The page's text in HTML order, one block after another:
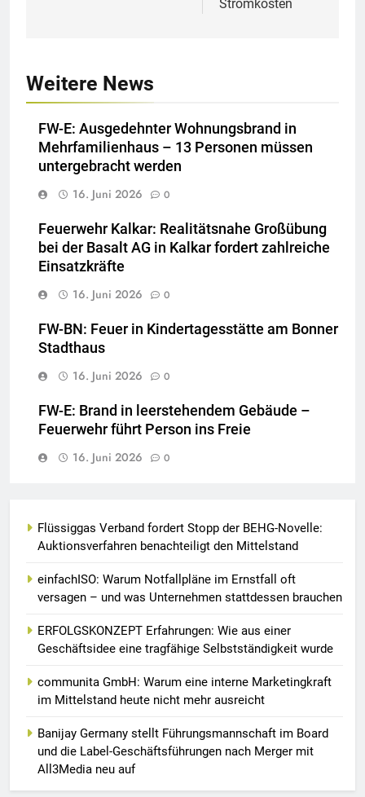
Stromkosten
Weitere News
FW-E: Ausgedehnter Wohnungsbrand in
Mehrfamilienhaus – 13 Personen müssen
untergebracht werden
16. Juni 2026
0
Feuerwehr Kalkar: Realitätsnahe Großübung
bei der Basalt AG in Kalkar fordert zahlreiche
Einsatzkräfte
16. Juni 2026
0
FW-BN: Feuer in Kindertagesstätte am Bonner
Stadthaus
16. Juni 2026
0
FW-E: Brand in leerstehendem Gebäude –
Feuerwehr führt Person ins Freie
16. Juni 2026
0
Flüssiggas Verband fordert Stopp der BEHG-Novelle:
Auktionsverfahren benachteiligt den Mittelstand
einfachISO: Warum Notfallpläne im Ernstfall oft
versagen – und was Unternehmen stattdessen brauchen
ERFOLGSKONZEPT Erfahrungen: Wie aus einer
Geschäftsidee eine tragfähige Selbstständigkeit wurde
communita GmbH: Warum eine interne Marketingkraft
im Mittelstand heute nicht mehr ausreicht
Banijay Germany stellt Führungsmannschaft im Board
und die Label-Geschäftsführungen nach Merger mit
All3Media neu auf